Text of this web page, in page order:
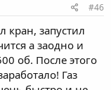
#46
кран, запустил
а заодно и
об. После этого
Газ